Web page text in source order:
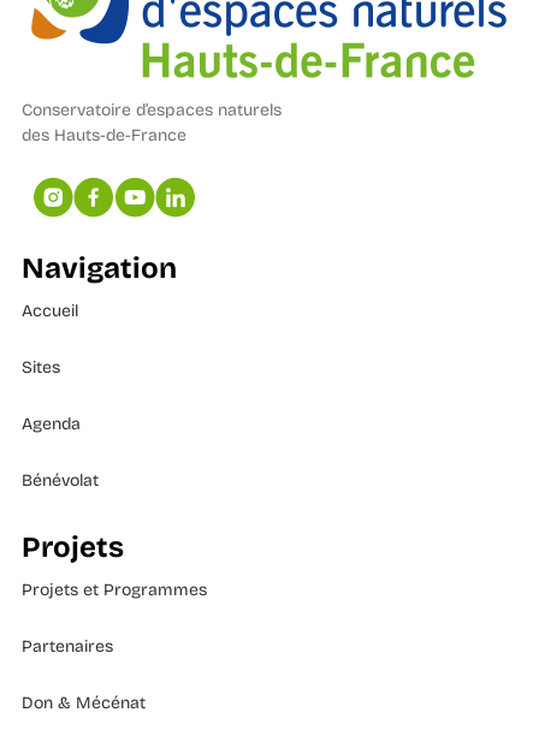
Conservatoire d’espaces naturels
des Hauts-de-France
Navigation
Accueil
Sites
Agenda
Bénévolat
Projets
Projets et Programmes
Partenaires
Don & Mécénat